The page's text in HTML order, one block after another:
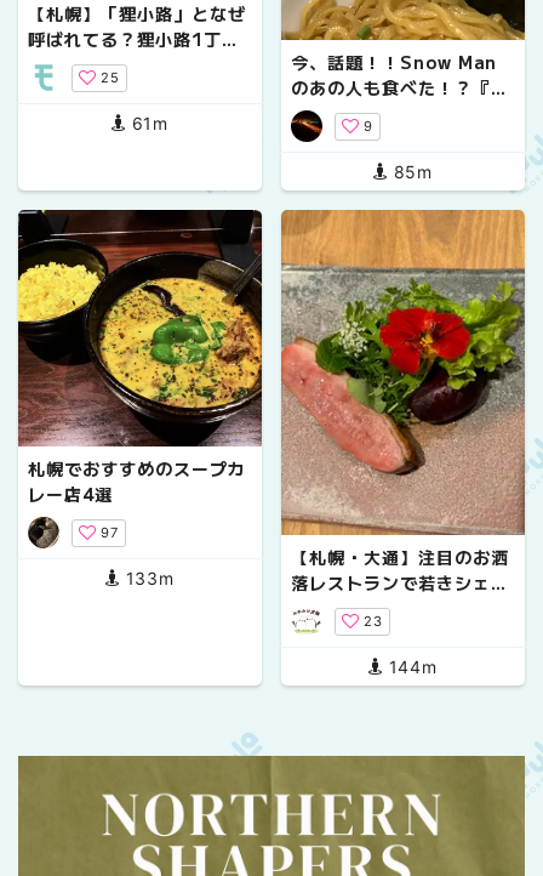
【札幌】「狸小路」となぜ
呼ばれてる？狸小路1丁目
に"狐小路"と呼ばれる十字
路がある？
25
61m
今、話題！！Snow Man
のあの人も食べた！？『ラ
ーメン』もいいけど『油そ
ば』もね。【札幌 米風亭】
9
85m
札幌でおすすめのスープカ
レー店4選
97
133m
【札幌・大通】注目のお洒
落レストランで若きシェフ
が奏でる絶品料理を堪能！
23
144m